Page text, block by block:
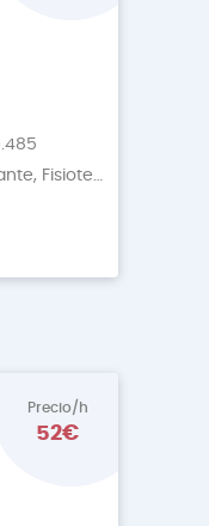
Fisioterapia Descontracturante, Fisioterapia Onlin
Precio/h
52€